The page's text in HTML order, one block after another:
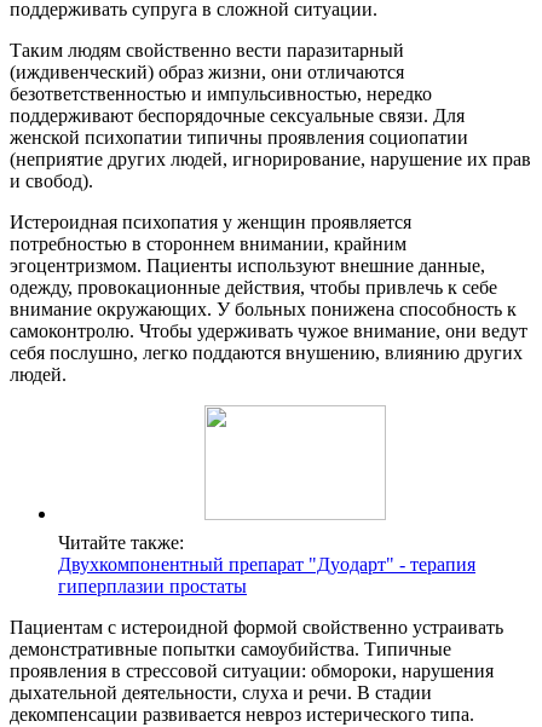
поддерживать супруга в сложной ситуации.
Таким людям свойственно вести паразитарный
(иждивенческий) образ жизни, они отличаются
безответственностью и импульсивностью, нередко
поддерживают беспорядочные сексуальные связи. Для
женской психопатии типичны проявления социопатии
(неприятие других людей, игнорирование, нарушение их прав
и свобод).
Истероидная психопатия у женщин проявляется
потребностью в стороннем внимании, крайним
эгоцентризмом. Пациенты используют внешние данные,
одежду, провокационные действия, чтобы привлечь к себе
внимание окружающих. У больных понижена способность к
самоконтролю. Чтобы удерживать чужое внимание, они ведут
себя послушно, легко поддаются внушению, влиянию других
людей.
Читайте также:
Двухкомпонентный препарат "Дуодарт" - терапия
гиперплазии простаты
Пациентам с истероидной формой свойственно устраивать
демонстративные попытки самоубийства. Типичные
проявления в стрессовой ситуации: обмороки, нарушения
дыхательной деятельности, слуха и речи. В стадии
декомпенсации развивается невроз истерического типа.